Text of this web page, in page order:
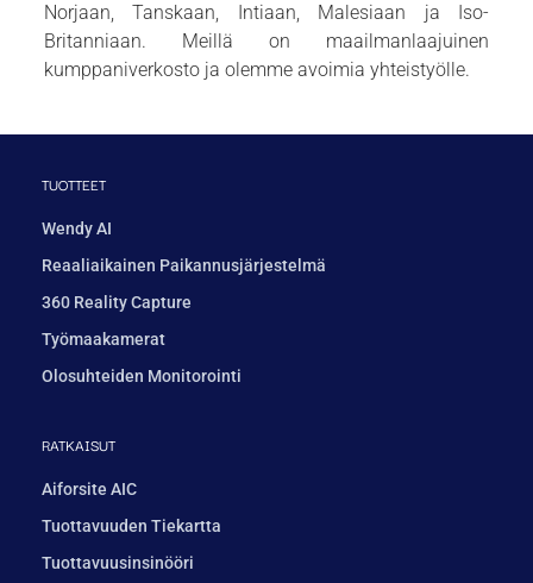
Norjaan, Tanskaan, Intiaan, Malesiaan ja Iso-
Britanniaan. Meillä on maailmanlaajuinen
kumppaniverkosto ja olemme avoimia yhteistyölle.
TUOTTEET
Wendy AI
Reaaliaikainen Paikannusjärjestelmä
360 Reality Capture
Työmaakamerat
Olosuhteiden Monitorointi
RATKAISUT
Aiforsite AIC
Tuottavuuden Tiekartta
Tuottavuusinsinööri